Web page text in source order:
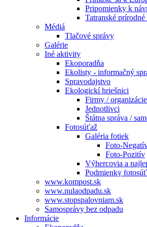
Pripomienky k
Tatranské
Médiá
Tlačové správy
Galérie
Iné aktivity
Ekoporadňa
Ekolisty - informačný
Spravodajstvo
Ekologickí hriešnici
Firmy / organizácie
Jednotlivci
Štátna správa /
Fotosúťaž
Galéria fotiek
Foto-
Foto-Pozitív
Výhercovia a
Podmienky
www.kompost.sk
www.nulaodpadu.sk
www.stopspalovniam.sk
Samosprávy bez odpadu
Informácie